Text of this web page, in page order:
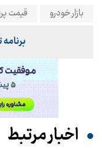
بازار خودرو قیمت
اخبار مرتبط